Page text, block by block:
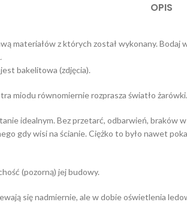
OPIS
materiałów z których został wykonany.
bakelitowa (zdjęcia).
miodu równomiernie rozprasza światło żarówki.
idealnym. Bez przetarć, odbarwień,
gdy wisi na ścianie. Ciężko to było nawet
(pozorną) jej budowy.
się nadmiernie, ale w dobie oświetlenia